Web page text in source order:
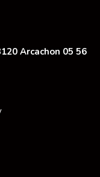
Arcachon 05 56